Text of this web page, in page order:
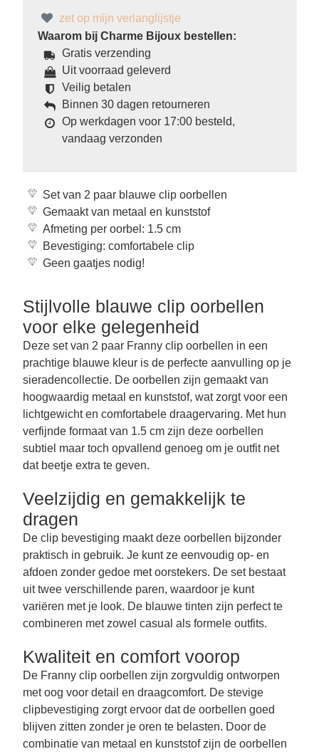
zet op mijn verlanglijstje
Waarom bij Charme Bijoux bestellen:
Gratis verzending
Uit voorraad geleverd
Veilig betalen
Binnen 30 dagen retourneren
Op werkdagen voor 17:00 besteld,
vandaag verzonden
Set van 2 paar blauwe clip oorbellen
Gemaakt van metaal en kunststof
Afmeting per oorbel: 1.5 cm
Bevestiging: comfortabele clip
Geen gaatjes nodig!
Stijlvolle blauwe clip oorbellen
voor elke gelegenheid
Deze set van 2 paar Franny clip oorbellen in een
prachtige blauwe kleur is de perfecte aanvulling op je
sieradencollectie. De oorbellen zijn gemaakt van
hoogwaardig metaal en kunststof, wat zorgt voor een
lichtgewicht en comfortabele draagervaring. Met hun
verfijnde formaat van 1.5 cm zijn deze oorbellen
subtiel maar toch opvallend genoeg om je outfit net
dat beetje extra te geven.
Veelzijdig en gemakkelijk te
dragen
De clip bevestiging maakt deze oorbellen bijzonder
praktisch in gebruik. Je kunt ze eenvoudig op- en
afdoen zonder gedoe met oorstekers. De set bestaat
uit twee verschillende paren, waardoor je kunt
variëren met je look. De blauwe tinten zijn perfect te
combineren met zowel casual als formele outfits.
Kwaliteit en comfort voorop
De Franny clip oorbellen zijn zorgvuldig ontworpen
met oog voor detail en draagcomfort. De stevige
clipbevestiging zorgt ervoor dat de oorbellen goed
blijven zitten zonder je oren te belasten. Door de
combinatie van metaal en kunststof zijn de oorbellen